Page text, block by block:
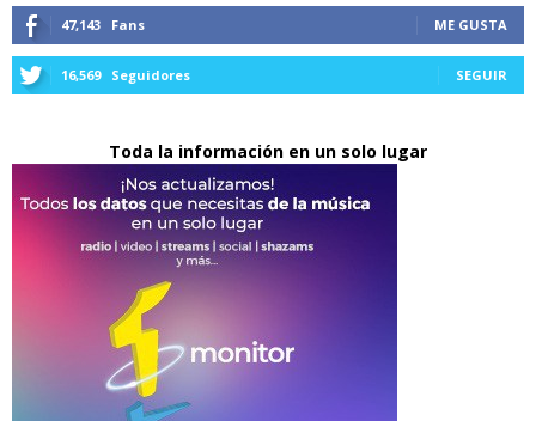
47,143 Fans ME GUSTA
16,569 Seguidores SEGUIR
Toda la información en un solo lugar